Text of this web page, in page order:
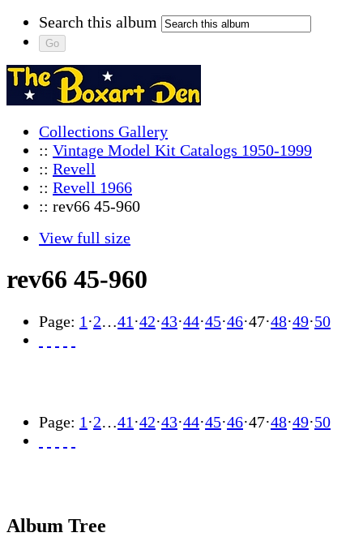
Search this album
Collections Gallery
:: Vintage Model Kit Catalogs 1950-1999
:: Revell
:: Revell 1966
:: rev66 45-960
View full size
rev66 45-960
Page: 1 ·2…41 ·42·43·44·45·46·47·48·49·50
Page: 1 ·2…41 ·42·43·44·45·46·47·48·49·50
Album Tree